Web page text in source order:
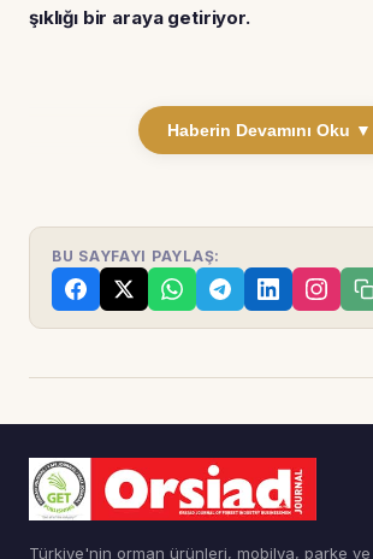
şıklığı bir araya getiriyor.
Haberin Devamını Oku ▼
BU SAYFAYI PAYLAŞ:
Türkiye'nin orman ürünleri, mobilya, parke